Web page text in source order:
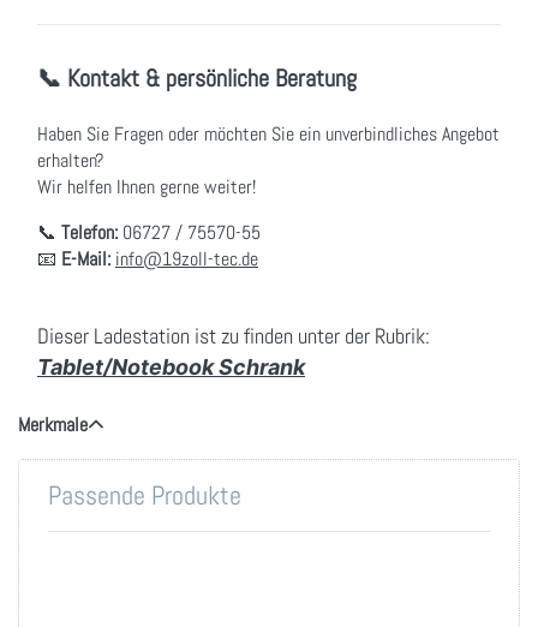
📞 Kontakt & persönliche Beratung
Haben Sie Fragen oder möchten Sie ein unverbindliches Angebot
erhalten?
Wir helfen Ihnen gerne weiter!
📞 Telefon: 06727 / 75570-55
📧 E-Mail: info@19zoll-tec.de
Dieser Ladestation ist zu finden unter der Rubrik:
Tablet/Notebook Schrank
Merkmale
Passende Produkte